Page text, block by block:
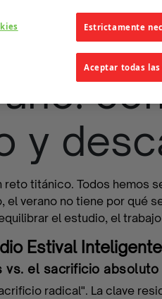
y
titánico. Todos hemos
verano no tiene por qué
el estudio, el
Estival
vs. el sacrificio absoluto
radical". La clave
Estrictamente
Aceptar todas